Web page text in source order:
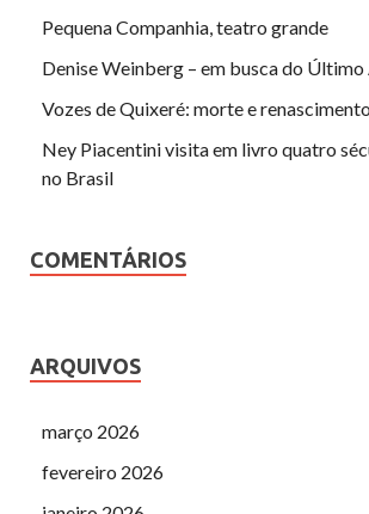
Pequena Companhia, teatro grande
Denise Weinberg – em busca do Último
Vozes de Quixeré: morte e
Ney Piacentini visita em livro quatro
no Brasil
COMENTÁRIOS
ARQUIVOS
março 2026
fevereiro 2026